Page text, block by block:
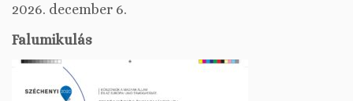
2026. december 6.
Falumikulás